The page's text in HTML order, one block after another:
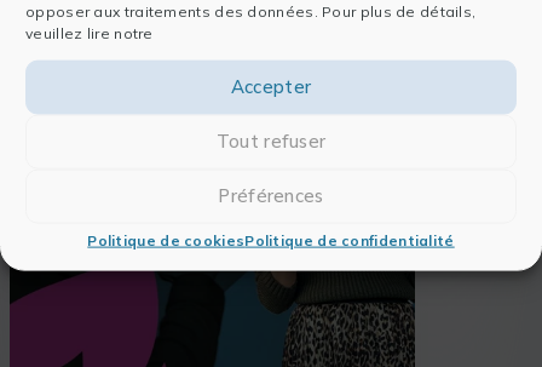
opposer aux traitements des données. Pour plus de détails,
veuillez lire notre
Accepter
Tout refuser
Préférences
Politique de cookiesPolitique de confidentialité
À lire également